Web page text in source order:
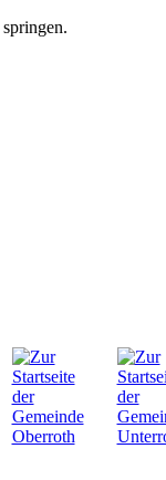
springen.